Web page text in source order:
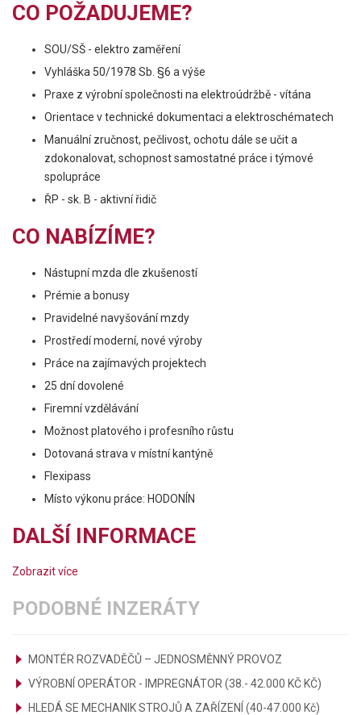
CO POŽADUJEME?
SOU/SŠ - elektro zaměření
Vyhláška 50/1978 Sb. §6 a výše
Praxe z výrobní společnosti na elektroúdržbě - vítána
Orientace v technické dokumentaci a elektroschématech
Manuální zručnost, pečlivost, ochotu dále se učit a
zdokonalovat, schopnost samostatné práce i týmové
spolupráce
ŘP - sk. B - aktivní řidič
CO NABÍZÍME?
Nástupní mzda dle zkušeností
Prémie a bonusy
Pravidelné navyšování mzdy
Prostředí moderní, nové výroby
Práce na zajímavých projektech
25 dní dovolené
Firemní vzdělávání
Možnost platového i profesního růstu
Dotovaná strava v místní kantýně
Flexipass
Místo výkonu práce: HODONÍN
DALŠÍ INFORMACE
Zobrazit více
PODOBNÉ INZERÁTY
MONTÉR ROZVADĚČŮ – JEDNOSMĚNNÝ PROVOZ
VÝROBNÍ OPERÁTOR - IMPREGNÁTOR (38.- 42.000 KČ KČ)
HLEDÁ SE MECHANIK STROJŮ A ZAŘÍZENÍ (40-47.000 Kč)